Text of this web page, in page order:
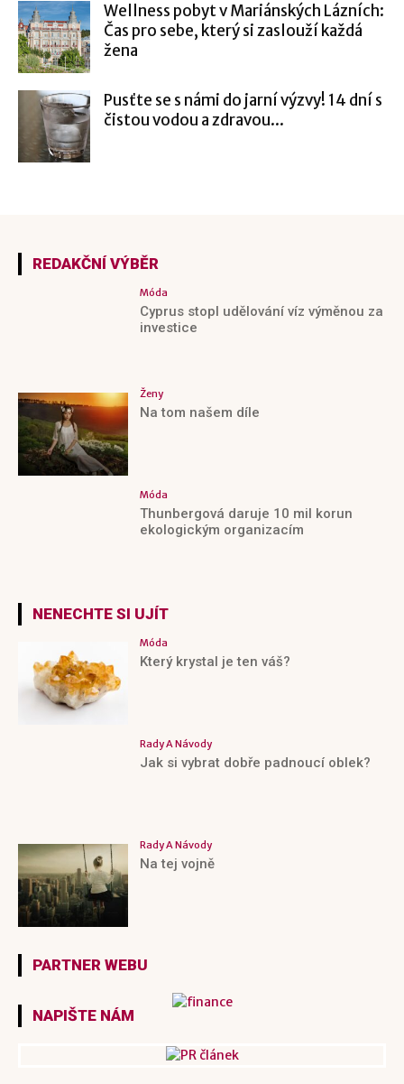
Wellness pobyt v Mariánských Lázních:
Čas pro sebe, který si zaslouží každá
žena
Pusťte se s námi do jarní výzvy! 14 dní s
čistou vodou a zdravou...
REDAKČNÍ VÝBĚR
Móda
Cyprus stopl udělování víz výměnou za
investice
Ženy
Na tom našem díle
Móda
Thunbergová daruje 10 mil korun
ekologickým organizacím
NENECHTE SI UJÍT
Móda
Který krystal je ten váš?
Rady A Návody
Jak si vybrat dobře padnoucí oblek?
Rady A Návody
Na tej vojně
PARTNER WEBU
NAPIŠTE NÁM